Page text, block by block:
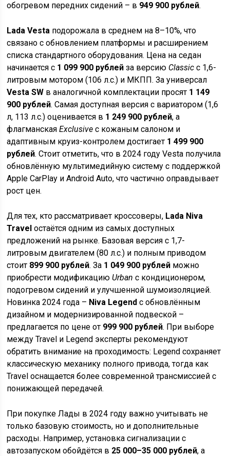
обогревом передних сидений – в 949 900 рублей.
Lada Vesta подорожала в среднем на 8–10%, что
связано с обновлением платформы и расширением
списка стандартного оборудования. Цена на седан
начинается с 1 099 900 рублей за версию Classic с 1,6-
литровым мотором (106 л.с.) и МКПП. За универсал
Vesta SW в аналогичной комплектации просят 1 149
900 рублей. Самая доступная версия с вариатором (1,6
л, 113 л.с.) оценивается в 1 249 900 рублей, а
флагманскаяExclusive с кожаным салоном и
адаптивным круиз-контролем достигает 1 499 900
рублей. Стоит отметить, что в 2024 году Vesta получила
обновлённую мультимедийную систему с поддержкой
Apple CarPlay и Android Auto, что частично оправдывает
рост цен.
Для тех, кто рассматривает кроссоверы, Lada Niva
Travel остаётся одним из самых доступных
предложений на рынке. Базовая версия с 1,7-
литровым двигателем (80 л.с.) и полным приводом
стоит 899 900 рублей. За 1 049 900 рублей можно
приобрести модификацию Urban с кондиционером,
подогревом сидений и улучшенной шумоизоляцией.
Новинка 2024 года – Niva Legend с обновлённым
дизайном и модернизированной подвеской –
предлагается по цене от 999 900 рублей. При выборе
между Travel и Legend эксперты рекомендуют
обратить внимание на проходимость: Legend сохраняет
классическую механику полного привода, тогда как
Travel оснащается более современной трансмиссией с
понижающей передачей.
При покупке Лады в 2024 году важно учитывать не
только базовую стоимость, но и дополнительные
расходы. Например, установка сигнализации с
автозапуском обойдётся в 25 000–35 000 рублей, а